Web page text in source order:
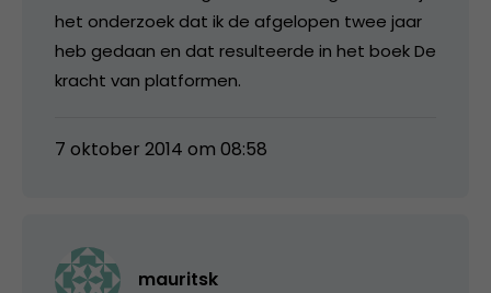
het onderzoek dat ik de afgelopen twee jaar
heb gedaan en dat resulteerde in het boek De
kracht van platformen.
7 oktober 2014 om 08:58
mauritsk